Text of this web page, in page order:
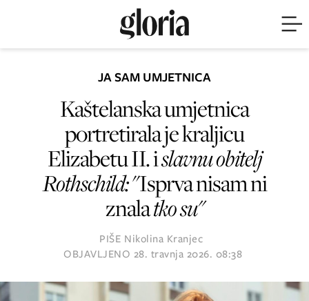
JA SAM UMJETNICA
Kaštelanska umjetnica
portretirala je kraljicu
Elizabetu II. islavnu obitelj
Rothschild:"Isprva nisam ni
znalatko su"
PIŠE Nikolina Kranjec
OBJAVLJENO 28. travnja 2026. 08:38